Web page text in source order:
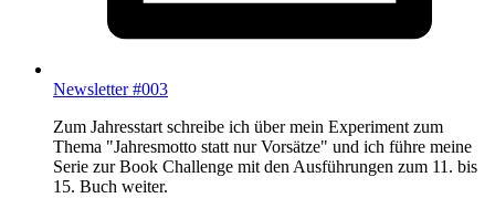
Newsletter #003
Zum Jahresstart schreibe ich über mein Experiment zum
Thema "Jahresmotto statt nur Vorsätze" und ich führe meine
Serie zur Book Challenge mit den Ausführungen zum 11. bis
15. Buch weiter.